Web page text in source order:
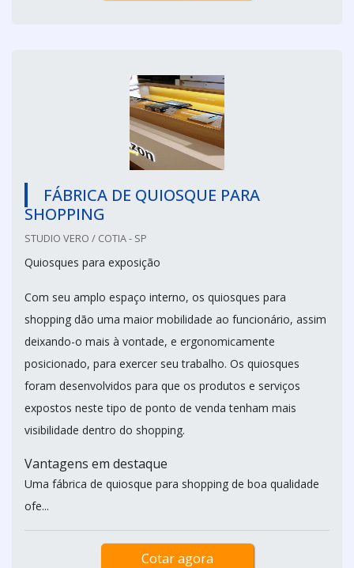
FÁBRICA DE QUIOSQUE PARA
SHOPPING
STUDIO VERO / COTIA - SP
Quiosques para exposição
Com seu amplo espaço interno, os quiosques para
shopping dão uma maior mobilidade ao funcionário, assim
deixando-o mais à vontade, e ergonomicamente
posicionado, para exercer seu trabalho. Os quiosques
foram desenvolvidos para que os produtos e serviços
expostos neste tipo de ponto de venda tenham mais
visibilidade dentro do shopping.
Vantagens em destaque
Uma fábrica de quiosque para shopping de boa qualidade
ofe...
Cotar agora